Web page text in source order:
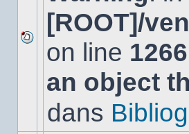
Aucun
nouveau
message
non-
dans
[ROOT]/
on line 1266
an object
dans